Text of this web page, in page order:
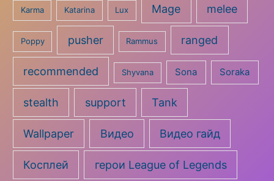
Karma Katarina Lux Mage melee
Poppy pusher Rammus ranged
recommended Shyvana Sona Soraka
stealth support Tank
Wallpaper Видео Видео гайд
Косплей герои League of Legends